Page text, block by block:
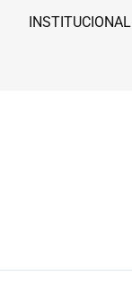
INSTITUCIONAL